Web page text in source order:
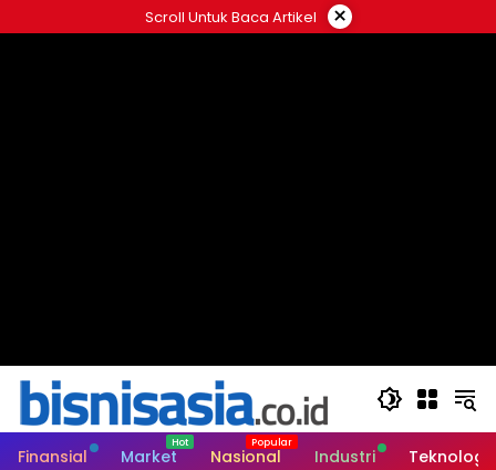
ke
Scroll Untuk Baca Artikel ×
Finansial Market Nasional Industri Teknologi